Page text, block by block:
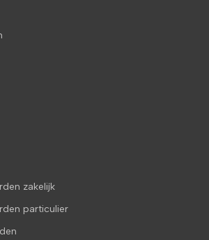
zakelijk
particulier